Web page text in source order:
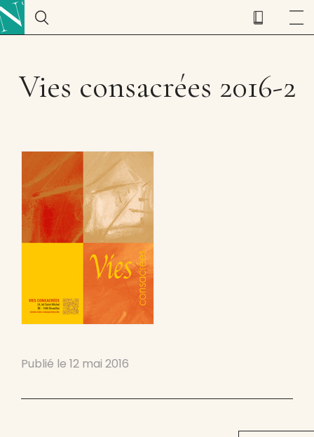
Vies consacrées 2016-2
Publié le 12 mai 2016